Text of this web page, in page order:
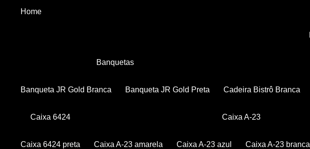
Home
Banquetas
Banqueta JR Gold Branca Banqueta JR Gold Preta Cadeira Bistrô Branca
Caixa 6424
Caixa 6424 preta
Caixa A-23
Caixa A-23 amarela Caixa A-23 azul Caixa A-23 branca